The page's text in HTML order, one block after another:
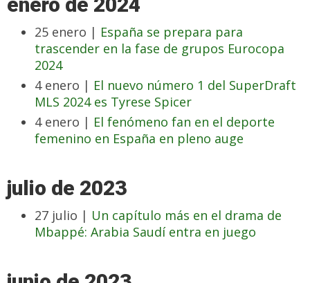
25 enero | España se prepara para
trascender en la fase de grupos Eurocopa
2024
4 enero | El nuevo número 1 del SuperDraft
MLS 2024 es Tyrese Spicer
4 enero | El fenómeno fan en el deporte
femenino en España en pleno auge
julio de 2023
27 julio | Un capítulo más en el drama de
Mbappé: Arabia Saudí entra en juego